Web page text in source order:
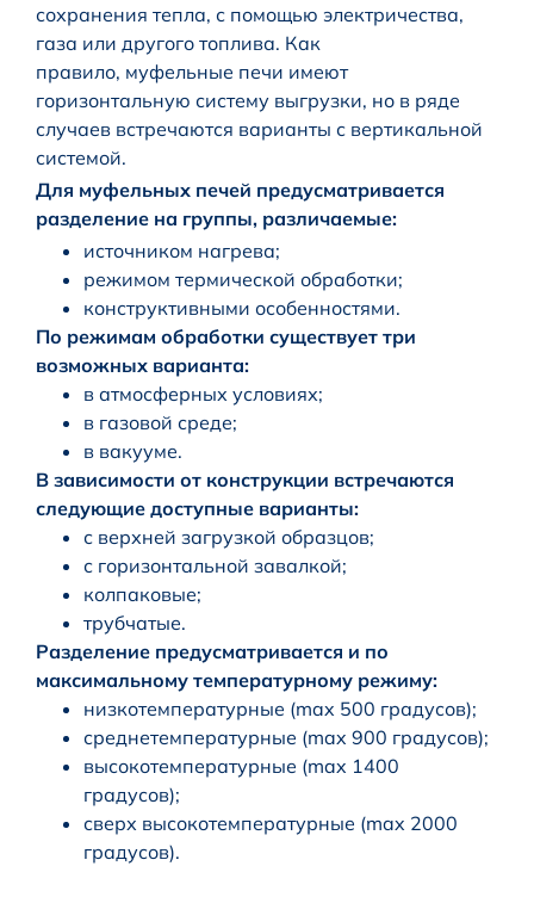
сохранения тепла, с помощью электричества,
газа или другого топлива. Как
правило, муфельные печи имеют
горизонтальную систему выгрузки, но в ряде
случаев встречаются варианты с вертикальной
системой.
Для муфельных печей предусматривается
разделение на группы, различаемые:
источником нагрева;
режимом термической обработки;
конструктивными особенностями.
По режимам обработки существует три
возможных варианта:
в атмосферных условиях;
в газовой среде;
в вакууме.
В зависимости от конструкции встречаются
следующие доступные варианты:
с верхней загрузкой образцов;
с горизонтальной завалкой;
колпаковые;
трубчатые.
Разделение предусматривается и по
максимальному температурному режиму:
низкотемпературные (max 500 градусов);
среднетемпературные (max 900 градусов);
высокотемпературные (max 1400
градусов);
сверх высокотемпературные (max 2000
градусов).